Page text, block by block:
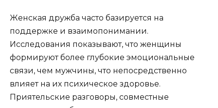
Женская дружба часто базируется на
поддержке и взаимопонимании.
Исследования показывают, что женщины
формируют более глубокие эмоциональные
связи, чем мужчины, что непосредственно
влияет на их психическое здоровье.
Приятельские разговоры, совместные